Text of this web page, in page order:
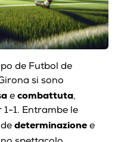
de Futbol de
si sono
e combattuta,
1. Entrambe le
determinazione e